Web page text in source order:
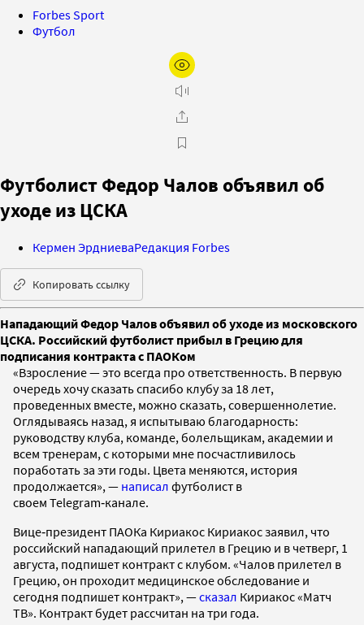
Forbes Sport
Футбол
Футболист Федор Чалов объявил об
уходе из ЦСКА
Кермен ЭрдниеваРедакция Forbes
Копировать ссылку
Нападающий Федор Чалов объявил об уходе из московского
ЦСКА. Российский футболист прибыл в Грецию для
подписания контракта с ПАОКом
«Взросление — это всегда про ответственность. В первую
очередь хочу сказать спасибо клубу за 18 лет,
проведенных вместе, можно сказать, совершеннолетие.
Оглядываясь назад, я испытываю благодарность:
руководству клуба, команде, болельщикам, академии и
всем тренерам, с которыми мне посчастливилось
поработать за эти годы. Цвета меняются, история
продолжается», — написал футболист в
своем Telegram‑канале.
Вице‑президент ПАОКа Кириакос Кириакос заявил, что
российский нападающий прилетел в Грецию и в четверг, 1
августа, подпишет контракт с клубом. «Чалов прилетел в
Грецию, он проходит медицинское обследование и
сегодня подпишет контракт», —сказал Кириакос «Матч
ТВ». Контракт будет рассчитан на три года.